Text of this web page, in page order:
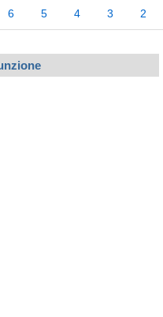
6 5 4 3
2